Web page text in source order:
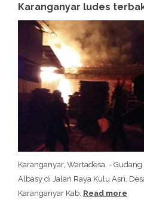
Karanganyar ludes
Karanganyar, Wartadesa. -
Albasy di Jalan Raya Kulu Asri,
Karanganyar Kab. Read more